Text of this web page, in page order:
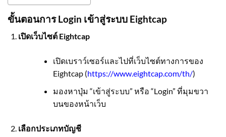
ขั้นตอนการ Login เข้าสู่ระบบ Eightcap
เปิดเว็บไซต์ Eightcap
เปิดเบราว์เซอร์และไปที่เว็บไซต์ทางการของ
Eightcap (https://www.eightcap.com/th/)
มองหาปุ่ม “เข้าสู่ระบบ” หรือ “Login” ที่มุมขวา
บนของหน้าเว็บ
เลือกประเภทบัญชี